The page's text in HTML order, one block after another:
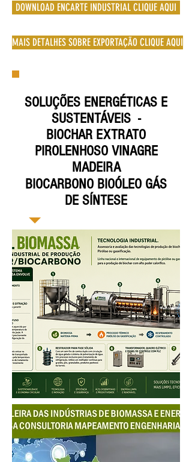
DOWNLOAD ENCARTE INDUSTRIAL CLIQUE AQUI
MAIS DETALHES SOBRE EXPORTAÇÃO CLIQUE AQUI
SOLUÇÕES ENERGÉTICAS E
SUSTENTÁVEIS -
BIOCHAR EXTRATO
PIROLENHOSO VINAGRE
MADEIRA
BIOCARBONO BIOÓLEO GÁS
DE SÍNTESE